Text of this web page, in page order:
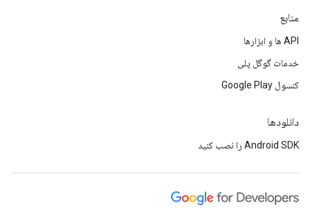
منابع
API ها و ابزارها
خدمات گوگل پلی
کنسول Google Play
دانلودها
Android SDK را نصب کنید